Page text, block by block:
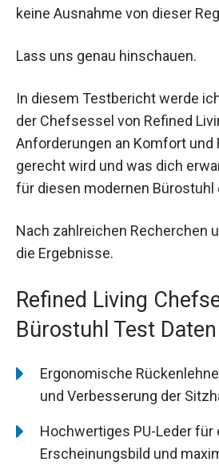
keine Ausnahme von dieser
Lass uns genau hinschauen.
In diesem Testbericht werde
der Chefsessel von Refined
Anforderungen an Komfort und
gerecht wird und was dich
für diesen modernen
Nach zahlreichen Recherchen
die Ergebnisse.
Refined Living
Bürostuhl Test
Ergonomische
und Verbesserung der
Hochwertiges PU-Leder für
Erscheinungsbild und